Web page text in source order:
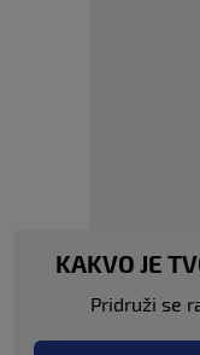
KAKVO JE
Pridruži se